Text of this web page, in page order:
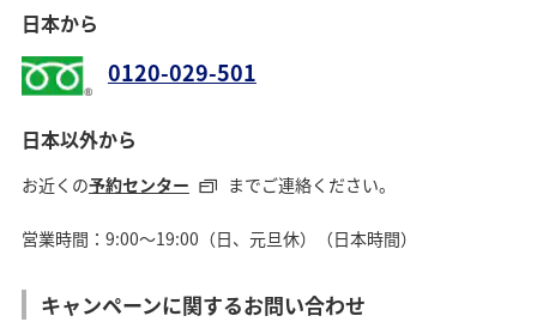
日本から
0120-029-501
日本以外から
お近くの予約センター までご連絡ください。
営業時間：9:00～19:00（日、元旦休）（日本時間）
キャンペーンに関するお問い合わせ